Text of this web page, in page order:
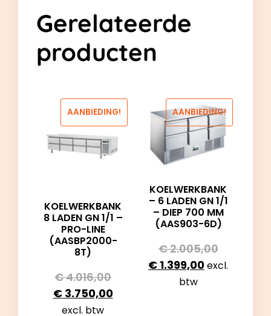
Gerelateerde
producten
AANBIEDING!
KOELWERKBANK
8 LADEN GN 1/1 –
PRO-LINE
(AASBP2000-
8T)
€4.016,00
€3.750,00
excl. btw
AANBIEDING!
KOELWERKBANK
– 6 LADEN GN 1/1
– DIEP 700 MM
(AAS903-6D)
€2.005,00
€ 1.399,00excl.
btw